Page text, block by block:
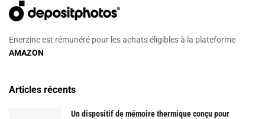
Enerzine est rémunéré pour les achats éligibles à la plateforme
AMAZON
Articles récents
Un dispositif de mémoire thermique conçu pour